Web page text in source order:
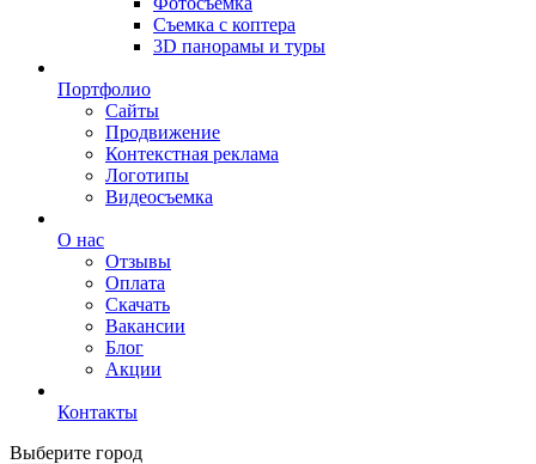
Съемка с коптера
3D панорамы и туры
Портфолио
Сайты
Продвижение
Контекстная реклама
Логотипы
Видеосъемка
О нас
Отзывы
Оплата
Скачать
Вакансии
Блог
Акции
Контакты
Выберите город